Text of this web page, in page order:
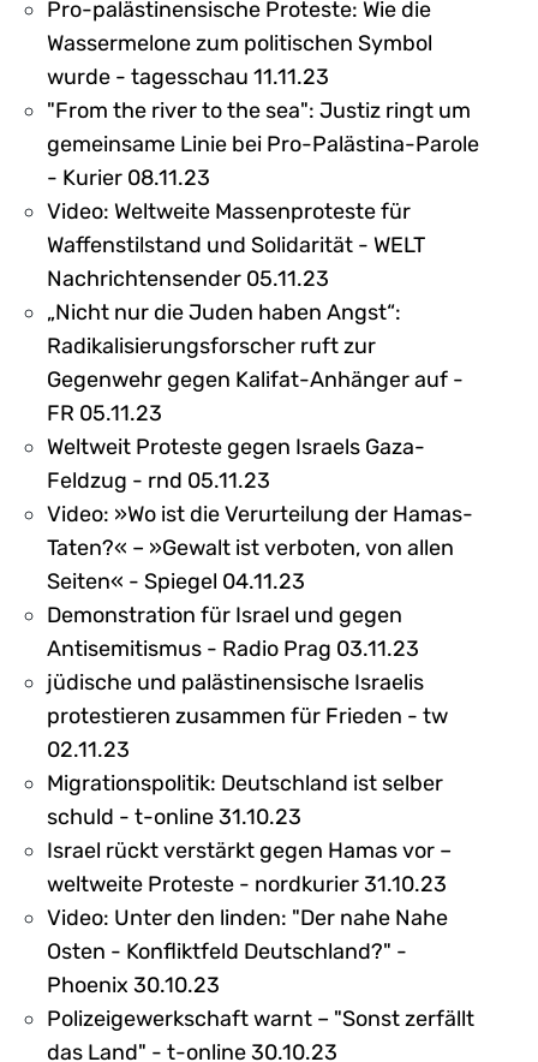
Pro-palästinensische Proteste: Wie die
Wassermelone zum politischen Symbol
wurde - tagesschau 11.11.23
"From the river to the sea": Justiz ringt um
gemeinsame Linie bei Pro-Palästina-Parole
- Kurier 08.11.23
Video: Weltweite Massenproteste für
Waffenstilstand und Solidarität - WELT
Nachrichtensender 05.11.23
„Nicht nur die Juden haben Angst“:
Radikalisierungsforscher ruft zur
Gegenwehr gegen Kalifat-Anhänger auf -
FR 05.11.23
Weltweit Proteste gegen Israels Gaza-
Feldzug - rnd 05.11.23
Video: »Wo ist die Verurteilung der Hamas-
Taten?« – »Gewalt ist verboten, von allen
Seiten« - Spiegel 04.11.23
Demonstration für Israel und gegen
Antisemitismus - Radio Prag 03.11.23
jüdische und palästinensische Israelis
protestieren zusammen für Frieden - tw
02.11.23
Migrationspolitik: Deutschland ist selber
schuld - t-online 31.10.23
Israel rückt verstärkt gegen Hamas vor –
weltweite Proteste - nordkurier 31.10.23
Video: Unter den linden: "Der nahe Nahe
Osten - Konfliktfeld Deutschland?" -
Phoenix 30.10.23
Polizeigewerkschaft warnt – "Sonst zerfällt
das Land" - t-online 30.10.23